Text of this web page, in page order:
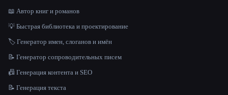
📖 Автор книг и романов
💡 Быстрая библиотека и проектирование
🏷️ Генератор имен, слоганов и имён
📝 Генератор сопроводительных писем
📠 Генерация контента и SEO
📝 Генерация текста